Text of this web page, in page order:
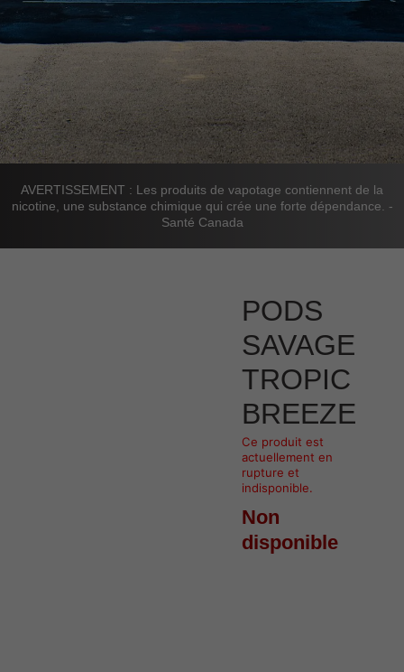
AVERTISSEMENT : Les produits de vapotage contiennent de la
nicotine, une substance chimique qui crée une forte dépendance. -
Santé Canada
PODS
SAVAGE
TROPIC
BREEZE
Ce produit est
actuellement en
rupture et
indisponible.
Non
disponible